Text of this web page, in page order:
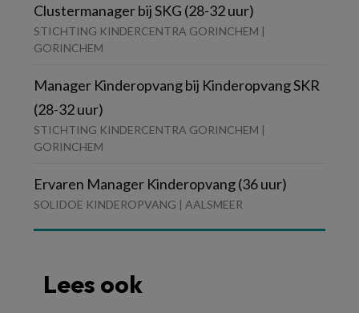
Clustermanager bij SKG (28-32 uur)
STICHTING KINDERCENTRA GORINCHEM |
GORINCHEM
Manager Kinderopvang bij Kinderopvang SKR
(28-32 uur)
STICHTING KINDERCENTRA GORINCHEM |
GORINCHEM
Ervaren Manager Kinderopvang (36 uur)
SOLIDOE KINDEROPVANG | AALSMEER
Lees ook